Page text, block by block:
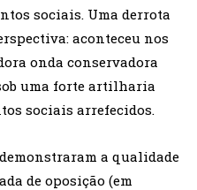
sociais. Uma derrota
aconteceu nos
onda conservadora
uma forte artilharia
sociais arrefecidos.
a qualidade
de oposição (em